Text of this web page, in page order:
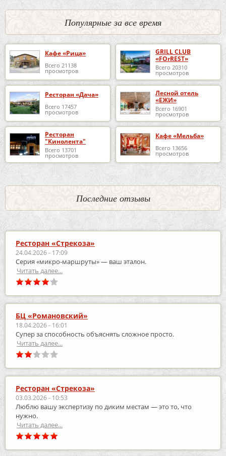
Популярные за все время
Кафе «Рица»
Всего 21138
просмотров
GRILL CLUB
«FOrREST»
Всего 20310
просмотров
Ресторан «Дача»
Всего 17457
просмотров
Лесной отель
«ЕЖИ»
Всего 16901
просмотров
Ресторан
"Кинолента"
Всего 13701
просмотров
Кафе «Мельба»
Всего 13656
просмотров
Последние отзывы
Ресторан «Стрекоза»
24.04.2026 - 17:09
Серия «микро‑маршруты» — ваш эталон.
Читать далее...
БЦ «Романовский»
18.04.2026 - 16:01
Супер за способность объяснять сложное просто.
Читать далее...
Ресторан «Стрекоза»
03.03.2026 - 10:53
Люблю вашу экспертизу по диким местам — это то, что
нужно.
Читать далее...